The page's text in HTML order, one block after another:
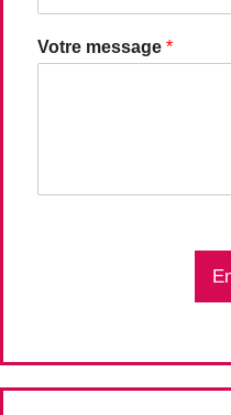
Votre message *